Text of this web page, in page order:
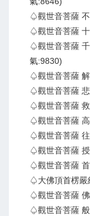
♤觀世音菩薩
♤觀世音菩薩
♤觀世音菩薩
氣:9830)
♤觀世音菩薩
♤觀世音菩薩
♤觀世音菩薩
♤觀世音菩薩
♤觀世音菩薩
♤觀世音菩薩
♤觀世音菩薩
♤大佛頂首楞嚴
♤觀世音菩薩
♤觀世音菩薩